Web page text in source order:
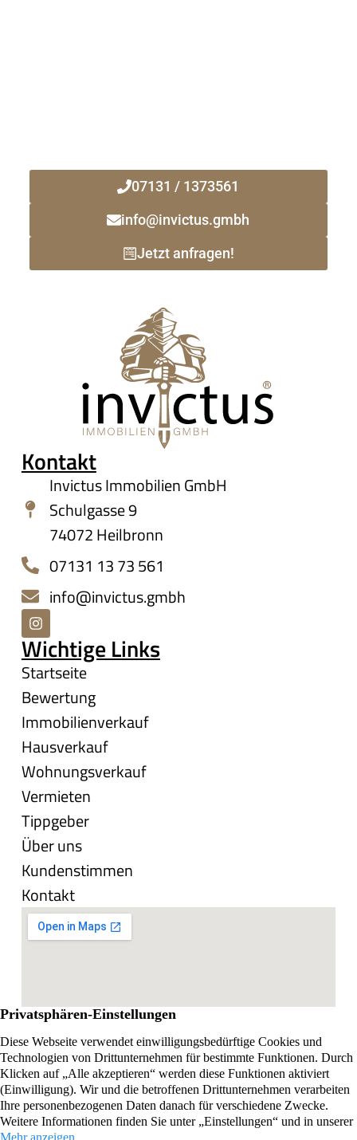
07131 / 1373561
info@invictus.gmbh
Jetzt anfragen!
Kontakt
Invictus Immobilien GmbH
Schulgasse 9
74072 Heilbronn
07131 13 73 561
info@invictus.gmbh
Wichtige Links
Startseite
Bewertung
Immobilienverkauf
Hausverkauf
Wohnungsverkauf
Vermieten
Tippgeber
Über uns
Kundenstimmen
Kontakt